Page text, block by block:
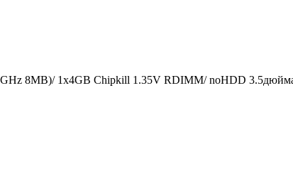
8MB)/ 1x4GB Chipkill 1.35V RDIMM/ noHDD